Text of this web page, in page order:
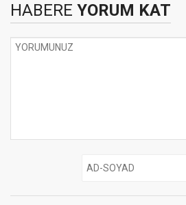
HABERE YORUM KAT